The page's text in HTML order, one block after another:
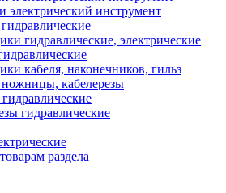
электрический инструмент
гидравлические, электрические
кабеля, наконечников, гильз
кабелерезы
гидравлические
раздела